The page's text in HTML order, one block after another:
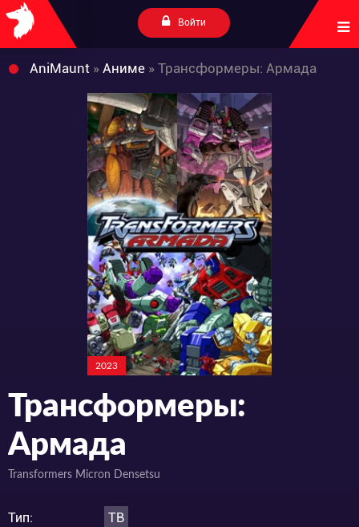
Войти
AniMaunt » Аниме » Трансформеры: Армада
2023
Трансформеры:
Армада
Transformers Micron Densetsu
Тип: ТВ